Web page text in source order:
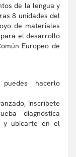
de la lengua y
8 unidades del
de materiales
el desarrollo
Europeo de
hacerlo
inscríbete
diagnóstica
y ubicarte en el